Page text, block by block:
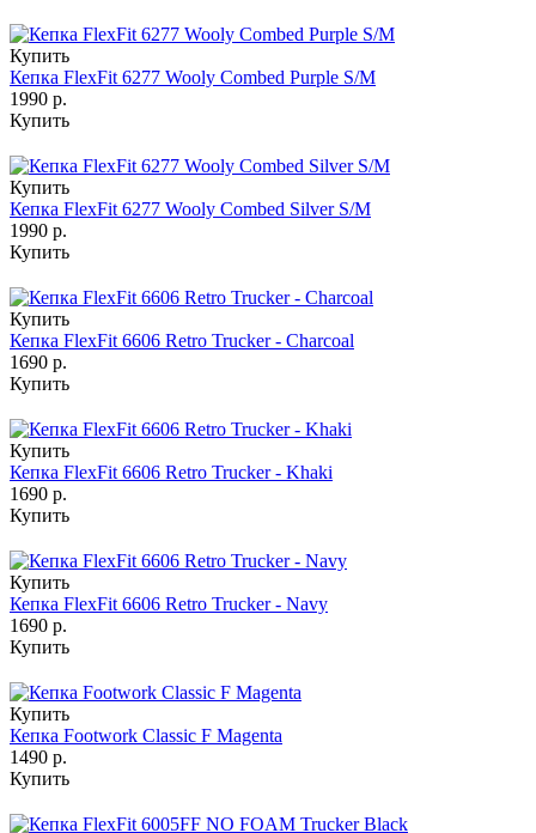
Купить
Кепка FlexFit 6277 Wooly Combed Purple S/M
1990 р.
Купить
Купить
Кепка FlexFit 6277 Wooly Combed Silver S/M
1990 р.
Купить
Купить
Кепка FlexFit 6606 Retro Trucker - Charcoal
1690 р.
Купить
Купить
Кепка FlexFit 6606 Retro Trucker - Khaki
1690 р.
Купить
Купить
Кепка FlexFit 6606 Retro Trucker - Navy
1690 р.
Купить
Купить
Кепка Footwork Classic F Magenta
1490 р.
Купить